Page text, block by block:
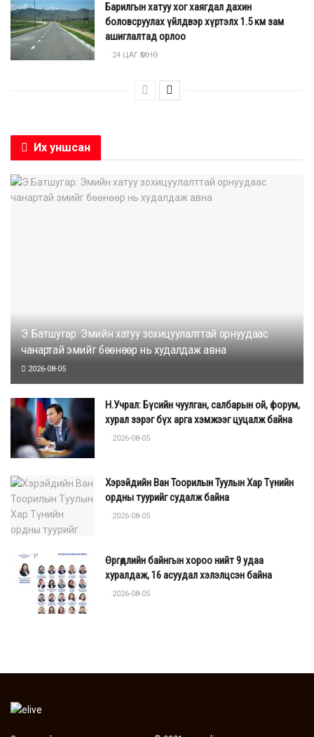
Барилгын хатуу хог хаягдал дахин
боловсруулах үйлдвэр хүртэлх 1.5 км зам
ашиглалтад орлоо
24 ЦАГ ӨМНӨ
Их уншсан
Э.Батшугар: Эмийн хатуу зохицуулалттай орнуудаас
чанартай эмийг бөөнөөр нь худалдаж авна
2026-08-05
Н.Учрал: Бүсийн чуулган, салбарын ой, форум,
хурал зэрэг бүх арга хэмжээг цуцалж байна
2026-08-05
Хэрэйдийн Ван Тоорилын Туулын Хар Түнийн
ордны туурийг судалж байна
2026-08-05
Өргөдлийн байнгын хороо нийт 9 удаа
хуралдаж, 16 асуудал хэлэлцсэн байна
2026-08-05